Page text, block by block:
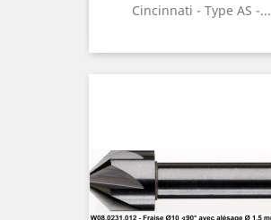
Cincinnati - Type AS -...